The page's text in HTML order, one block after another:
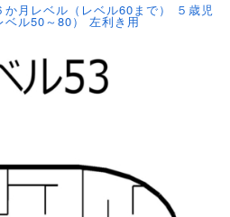
か月レベル（レベル60まで） ５歳児
ル50～80） 左利き用